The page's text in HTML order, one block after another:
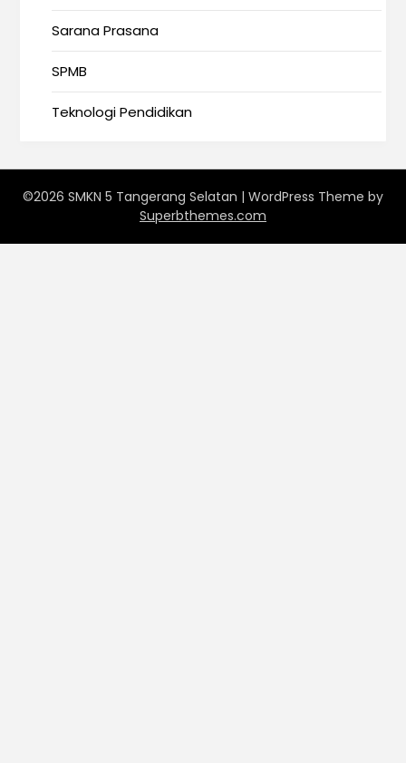
Sarana Prasana
SPMB
Teknologi Pendidikan
©2026 SMKN 5 Tangerang Selatan | WordPress Theme by
Superbthemes.com